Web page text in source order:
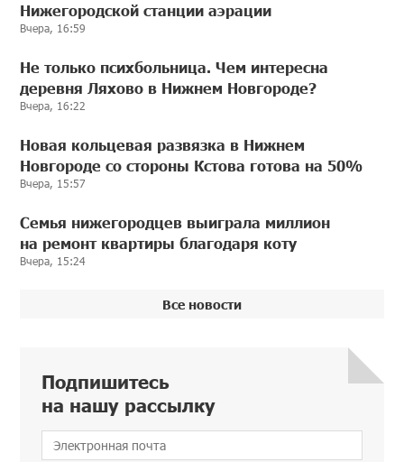
Нижегородской станции аэрации
Вчера, 16:59
Не только психбольница. Чем интересна
деревня Ляхово в Нижнем Новгороде?
Вчера, 16:22
Новая кольцевая развязка в Нижнем
Новгороде со стороны Кстова готова на 50%
Вчера, 15:57
Семья нижегородцев выиграла миллион
на ремонт квартиры благодаря коту
Вчера, 15:24
Все новости
Подпишитесь
на нашу рассылку